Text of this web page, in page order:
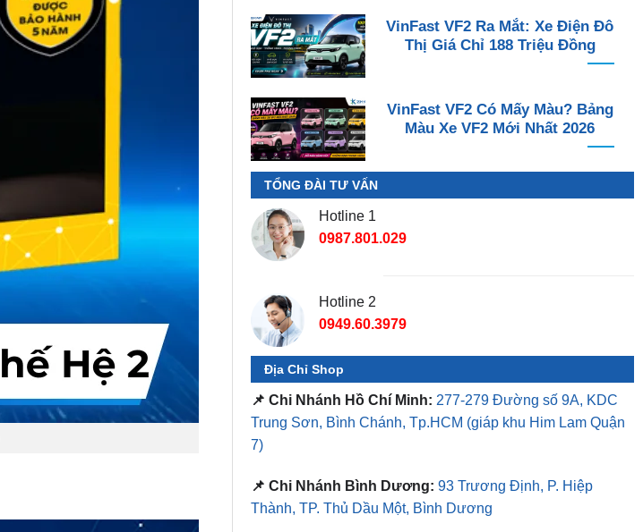
VinFast VF2 Ra Mắt: Xe Điện Đô
Thị Giá Chỉ 188 Triệu Đồng
VinFast VF2 Có Mấy Màu? Bảng
Màu Xe VF2 Mới Nhất 2026
TỔNG ĐÀI TƯ VẤN
Hotline 1
0987.801.029
Hotline 2
0949.60.3979
Địa Chỉ Shop
📌 Chi Nhánh Hồ Chí Minh: 277-279 Đường số 9A, KDC
Trung Sơn, Bình Chánh, Tp.HCM (giáp khu Him Lam Quận
7)
📌 Chi Nhánh Bình Dương: 93 Trương Định, P. Hiệp
Thành, TP. Thủ Dầu Một, Bình Dương